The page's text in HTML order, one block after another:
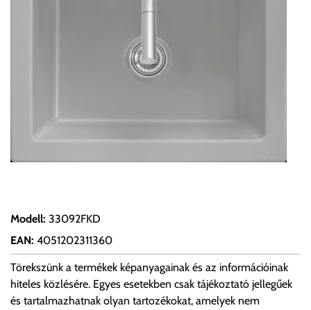
Modell: 33092FKD
EAN: 4051202311360
Törekszünk a termékek képanyagainak és az információinak
hiteles közlésére. Egyes esetekben csak tájékoztató jellegűek
és tartalmazhatnak olyan tartozékokat, amelyek nem